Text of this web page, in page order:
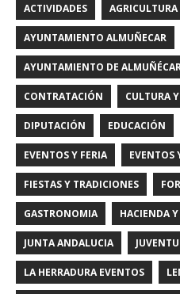
ACTIVIDADES AGRICULTURA
AYUNTAMIENTO ALMUÑECAR
AYUNTAMIENTO DE
CONTRATACIÓN CULTURA
DIPUTACIÓN EDUCACIÓN
EVENTOS Y FERIA EVENTOS
FIESTAS Y TRADICIONES
GASTRONOMIA HACIENDA
JUNTA ANDALUCIA
LA HERRADURA EVENTOS